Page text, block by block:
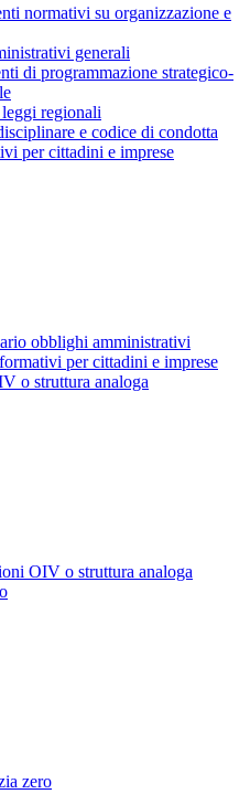
normativi su organizzazione e
generali
di programmazione strategico-
leggi regionali
e codice di condotta
per cittadini e imprese
obblighi amministrativi
per cittadini e imprese
o struttura analoga
OIV o struttura analoga
zero